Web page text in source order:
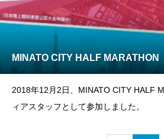
MINATO CITY HALF MARATHON
2018年12月2日、MINATO CITY HALF
ィアスタッフとして参加しました。